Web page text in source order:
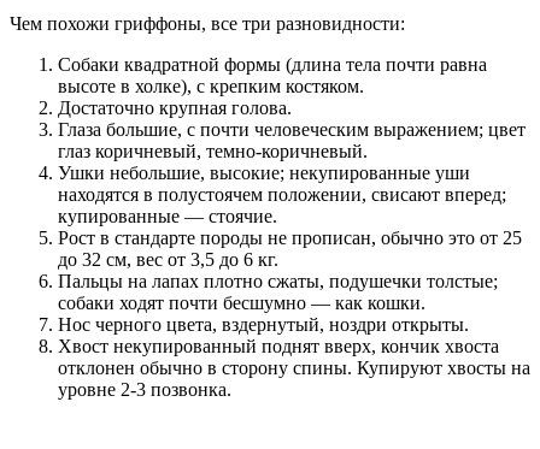
Чем похожи гриффоны, все три разновидности:
Собаки квадратной формы (длина тела почти равна
высоте в холке), с крепким костяком.
Достаточно крупная голова.
Глаза большие, с почти человеческим выражением; цвет
глаз коричневый, темно-коричневый.
Ушки небольшие, высокие; некупированные уши
находятся в полустоячем положении, свисают вперед;
купированные — стоячие.
Рост в стандарте породы не прописан, обычно это от 25
до 32 см, вес от 3,5 до 6 кг.
Пальцы на лапах плотно сжаты, подушечки толстые;
собаки ходят почти бесшумно — как кошки.
Нос черного цвета, вздернутый, ноздри открыты.
Хвост некупированный поднят вверх, кончик хвоста
отклонен обычно в сторону спины. Купируют хвосты на
уровне 2-3 позвонка.